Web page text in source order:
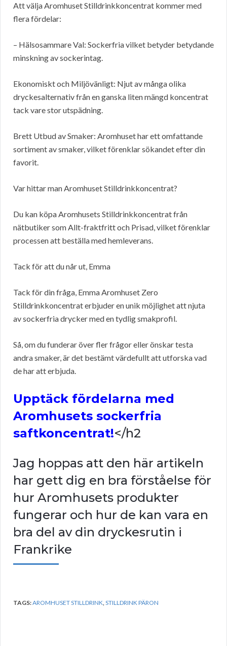
Att välja Aromhuset Stilldrinkkoncentrat kommer med
flera fördelar:
– Hälsosammare Val: Sockerfria vilket betyder betydande
minskning av sockerintag.
Ekonomiskt och Miljövänligt: Njut av många olika
dryckesalternativ från en ganska liten mängd koncentrat
tack vare stor utspädning.
Brett Utbud av Smaker: Aromhuset har ett omfattande
sortiment av smaker, vilket förenklar sökandet efter din
favorit.
Var hittar man Aromhuset Stilldrinkkoncentrat?
Du kan köpa Aromhusets Stilldrinkkoncentrat från
nätbutiker som Allt-fraktfritt och Prisad, vilket förenklar
processen att beställa med hemleverans.
Tack för att du når ut, Emma
Tack för din fråga, Emma Aromhuset Zero
Stilldrinkkoncentrat erbjuder en unik möjlighet att njuta
av sockerfria drycker med en tydlig smakprofil.
Så, om du funderar över fler frågor eller önskar testa
andra smaker, är det bestämt värdefullt att utforska vad
de har att erbjuda.
Upptäck fördelarna med
Aromhusets sockerfria
saftkoncentrat!</h2
Jag hoppas att den här artikeln
har gett dig en bra förståelse för
hur Aromhusets produkter
fungerar och hur de kan vara en
bra del av din dryckesrutin i
Frankrike
TAGS:AROMHUSET STILLDRINK,STILLDRINK PÄRON